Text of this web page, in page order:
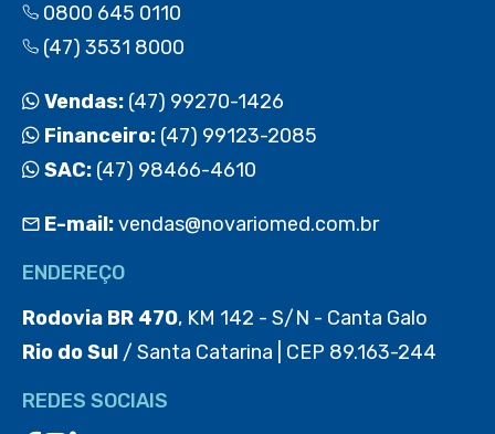
0800 645 0110
(47) 3531 8000
Vendas: (47) 99270-1426
Financeiro: (47) 99123-2085
SAC: (47) 98466-4610
E-mail:vendas@novariomed.com.br
ENDEREÇO
Rodovia BR 470, KM 142 - S/N - Canta Galo
Rio do Sul / Santa Catarina | CEP 89.163-244
REDES SOCIAIS